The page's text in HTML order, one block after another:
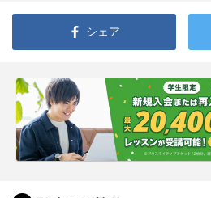
シェア